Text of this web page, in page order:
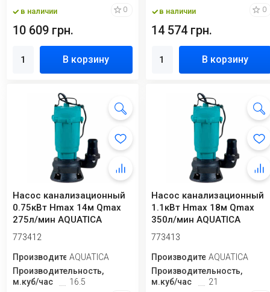
в наличии 0
10 609 грн.
В корзину
в наличии 0
14 574 грн.
В корзину
Насос канализационный
0.75кВт Hmax 14м Qmax
275л/мин AQUATICA
(773412)
773412
ПроизводительAQUATICA
Производительность,
м.куб/час
16.5
Насос канализационный
1.1кВт Hmax 18м Qmax
350л/мин AQUATICA
(773413)
773413
ПроизводительAQUATICA
Производительность,
м.куб/час
21